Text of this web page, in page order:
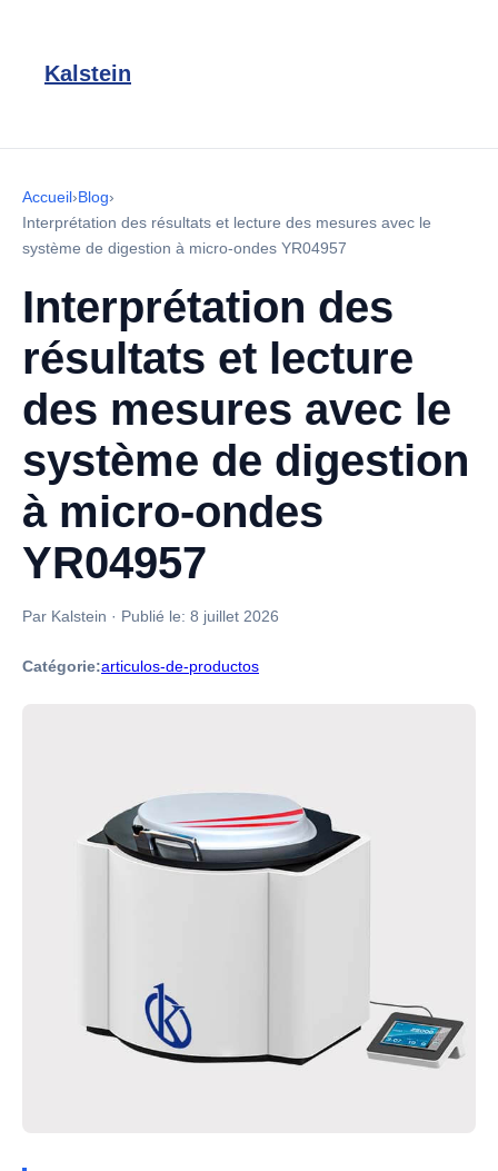
Kalstein
Accueil›Blog›
Interprétation des résultats et lecture des mesures avec le
système de digestion à micro-ondes YR04957
Interprétation des
résultats et lecture
des mesures avec le
système de digestion
à micro-ondes
YR04957
Par Kalstein · Publié le: 8 juillet 2026
Catégorie:articulos-de-productos